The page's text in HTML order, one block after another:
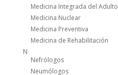
Medicina Integrada del Adulto
Medicina Nuclear
Medicina Preventiva
Medicina de Rehabilitación
N
Nefrólogos
Neumólogos